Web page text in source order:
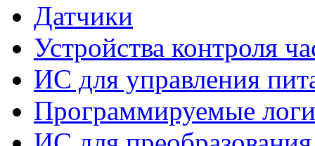
Датчики
Устройства контроля
ИС для управления
Программируемые